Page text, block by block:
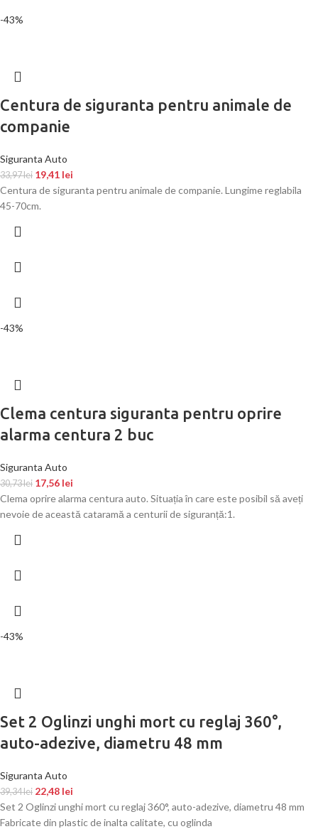
-43%
Centura de siguranta pentru animale de
companie
Siguranta Auto
33,97lei 19,41 lei
Centura de siguranta pentru animale de companie. Lungime reglabila
45-70cm.
-43%
Clema centura siguranta pentru oprire
alarma centura 2 buc
Siguranta Auto
30,73lei 17,56 lei
Clema oprire alarma centura auto. Situația în care este posibil să aveți
nevoie de această cataramă a centurii de siguranță:1.
-43%
Set 2 Oglinzi unghi mort cu reglaj 360°,
auto-adezive, diametru 48 mm
Siguranta Auto
39,34lei 22,48 lei
Set 2 Oglinzi unghi mort cu reglaj 360°, auto-adezive, diametru 48 mm
Fabricate din plastic de inalta calitate, cu oglinda